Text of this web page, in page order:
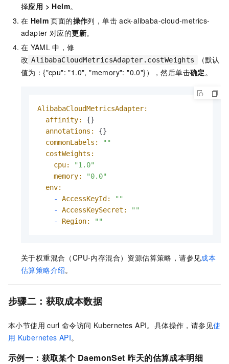
择应用 > Helm。
在 Helm 页面的操作列，单击 ack-alibaba-cloud-metrics-
adapter 对应的更新。
在 YAML 中，修
改 AlibabaCloudMetricsAdapter.costWeights
（默认
值为：{"cpu": "1.0", "memory": "0.0"}），然后单击确定。
AlibabaCloudMetricsAdapter:
affinity:
{}
annotations:
{}
commonLabels:
""
costWeights:
cpu:
"1.0"
memory:
"0.0"
env:
-
AccessKeyId:
""
-
AccessKeySecret:
""
-
Region: ""
关于权重混合（CPU-内存混合）资源估算策略，请参见成本
估算策略介绍。
步骤二：获取成本数据
本小节使用 curl 命令访问 Kubernetes API。具体操作，请参见使
用 Kubernetes API。
示例一：获取某个 DaemonSet 昨天的估算成本明细